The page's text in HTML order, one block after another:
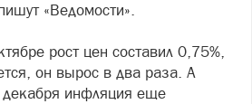
«Ведомости».
рост цен составил 0,75%,
он вырос в два раза. А
декабря инфляция еще